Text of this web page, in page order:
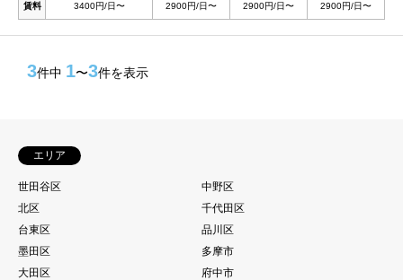
賃料 3400円/日〜 2900円/日〜 2900円/日〜 2900円/日〜
3件中 1〜3件を表示
エリア
世田谷区
中野区
北区
千代田区
台東区
品川区
墨田区
多摩市
大田区
府中市